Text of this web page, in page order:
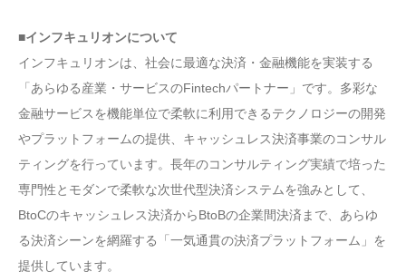
■インフキュリオンについて
インフキュリオンは、社会に最適な決済・金融機能を実装する
「あらゆる産業・サービスのFintechパートナー」です。多彩な
金融サービスを機能単位で柔軟に利用できるテクノロジーの開発
やプラットフォームの提供、キャッシュレス決済事業のコンサル
ティングを行っています。長年のコンサルティング実績で培った
専門性とモダンで柔軟な次世代型決済システムを強みとして、
BtoCのキャッシュレス決済からBtoBの企業間決済まで、あらゆ
る決済シーンを網羅する「一気通貫の決済プラットフォーム」を
提供しています。